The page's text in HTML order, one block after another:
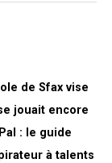
de Sfax vise
jouait encore
: le guide
à talents